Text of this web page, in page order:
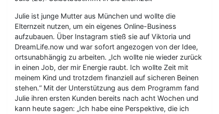
Julie ist junge Mutter aus München und wollte die
Elternzeit nutzen, um ein eigenes Online-Business
aufzubauen. Über Instagram stieß sie auf Viktoria und
DreamLife.now und war sofort angezogen von der Idee,
ortsunabhängig zu arbeiten. „Ich wollte nie wieder zurück
in einen Job, der mir Energie raubt. Ich wollte Zeit mit
meinem Kind und trotzdem finanziell auf sicheren Beinen
stehen.“ Mit der Unterstützung aus dem Programm fand
Julie ihren ersten Kunden bereits nach acht Wochen und
kann heute sagen: „Ich habe eine Perspektive, die ich